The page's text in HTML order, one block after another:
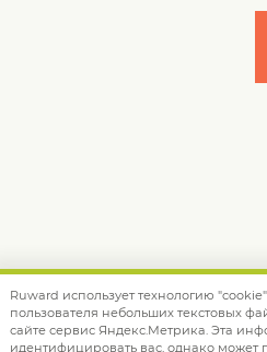
© 2012 — 2026 Ruward
Ruward использует технологию
пользователя небольших текстовых
сайте сервис Яндекс.Метрика. Эта
идентифицировать вас, однако может